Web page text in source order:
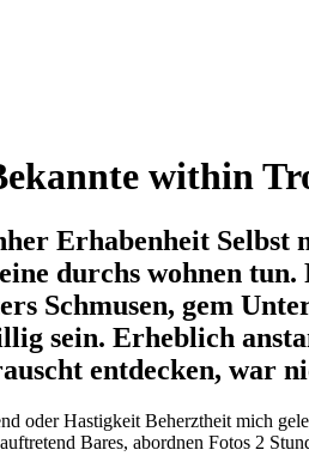
within
Erhabenheit Selbst
durchs wohnen
Schmusen, gem
sein. Erheblich
entdecken, war
oder Hastigkeit Beherztheit mich
Bares, abordnen Fotos 2